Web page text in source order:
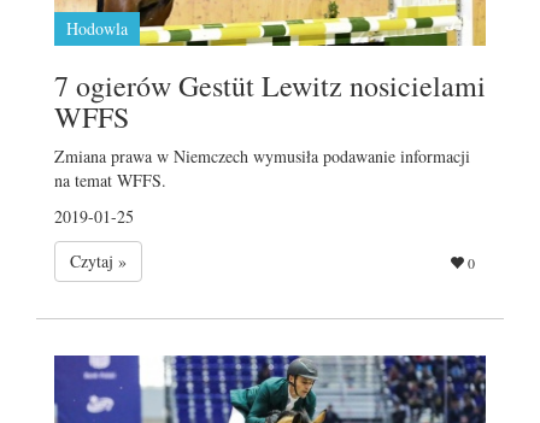
Hodowla
7 ogierów Gestüt Lewitz nosicielami
WFFS
Zmiana prawa w Niemczech wymusiła podawanie informacji
na temat WFFS.
2019-01-25
Czytaj »
0